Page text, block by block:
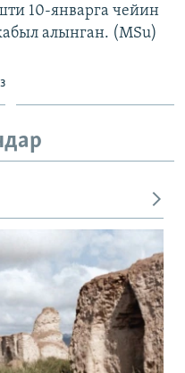
10-январга чейин
алынган. (MSu)